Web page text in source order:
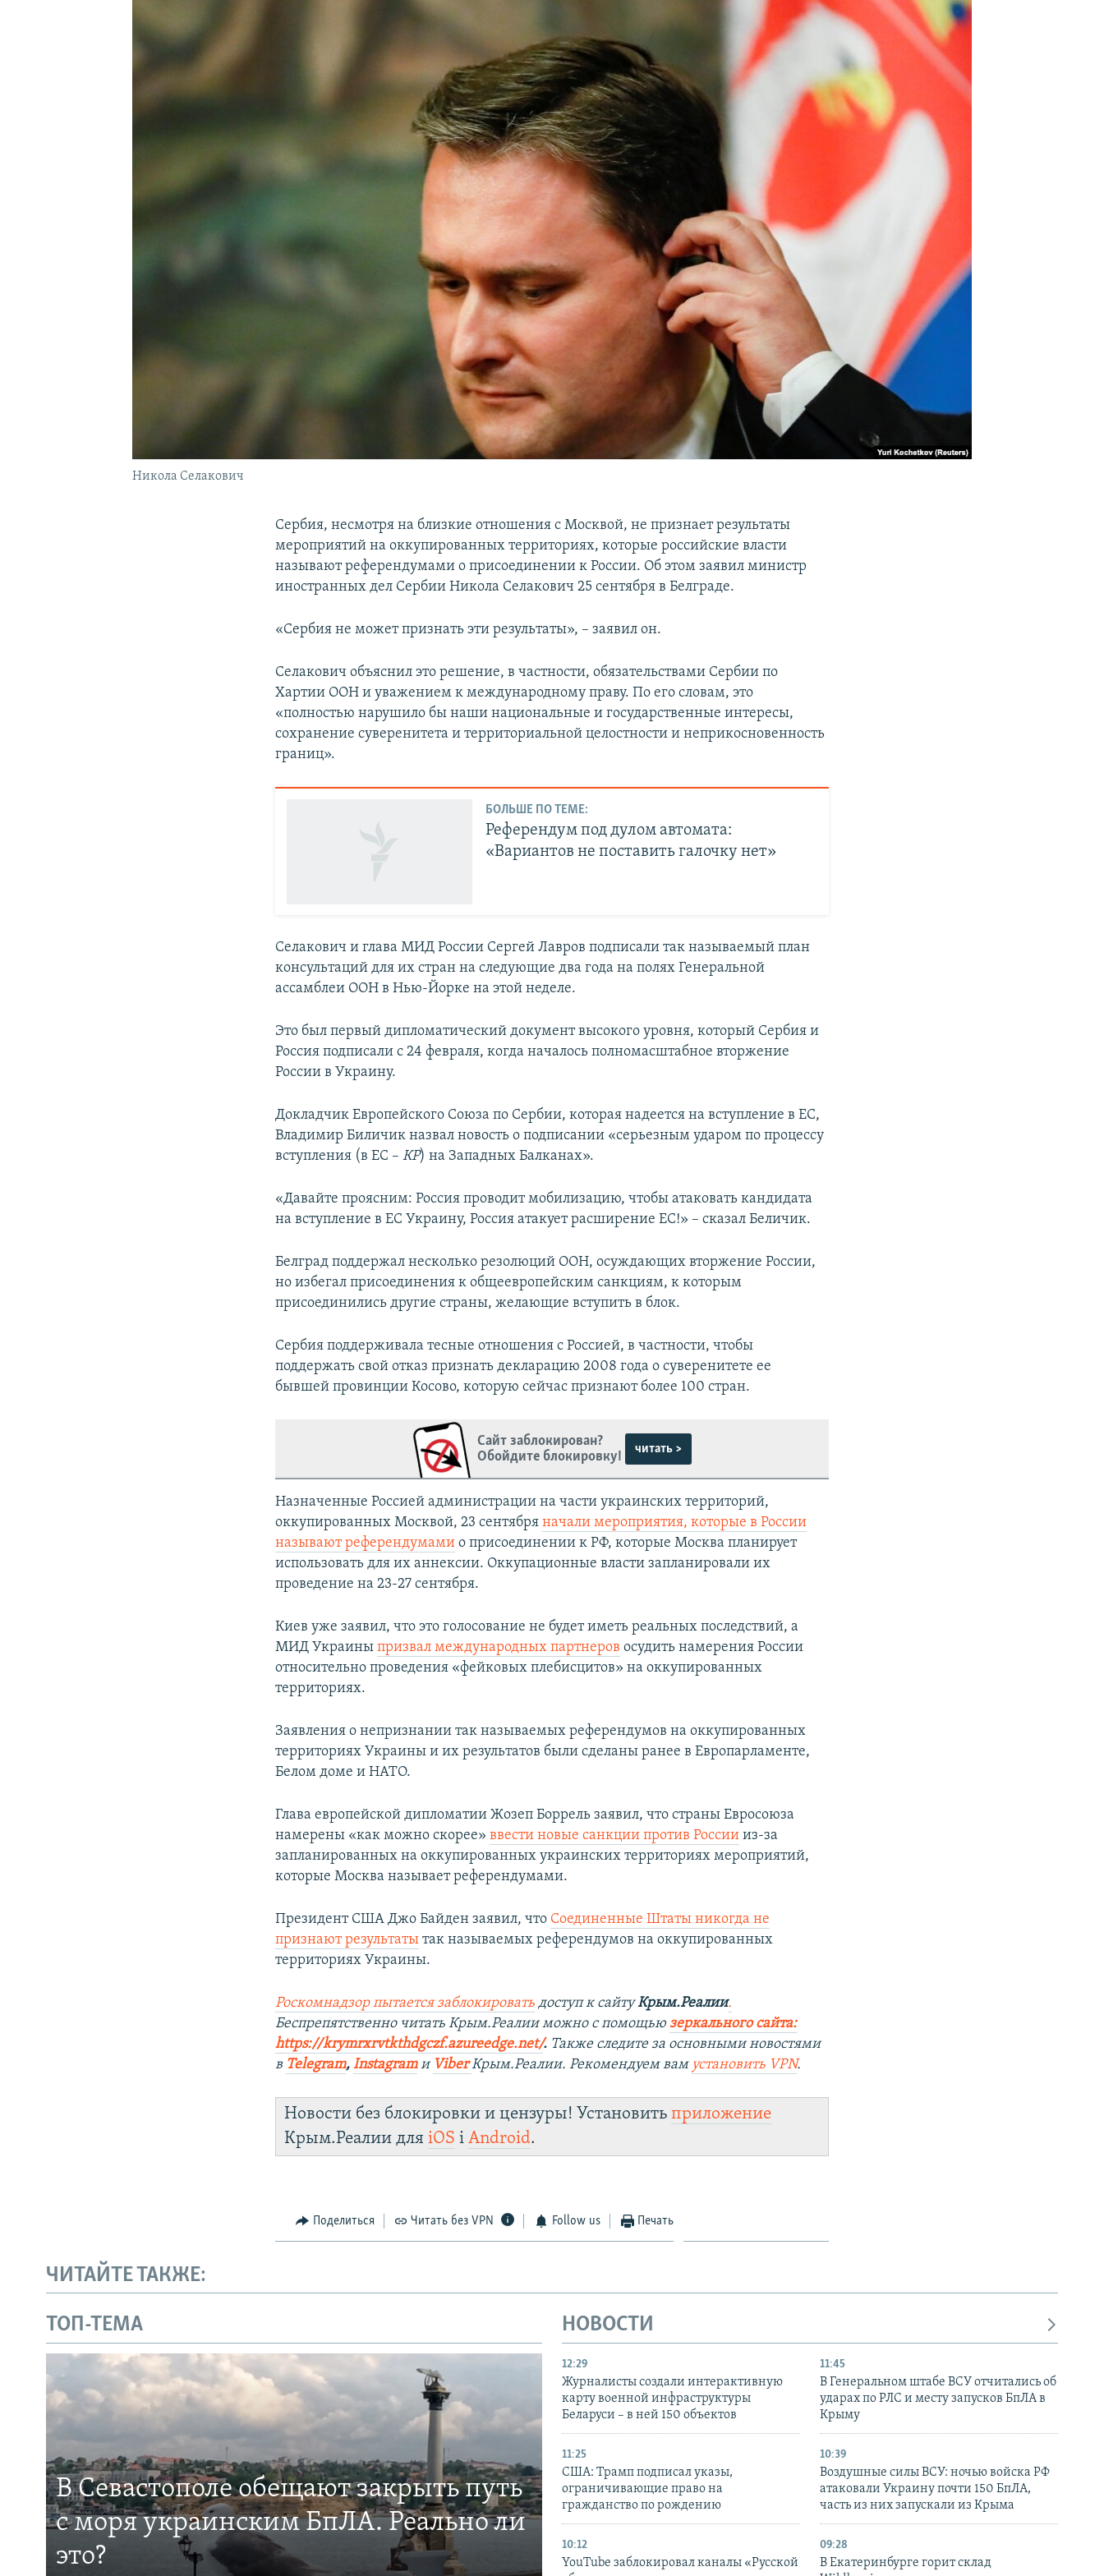
Никола Селакович
Сербия, несмотря на близкие отношения с Москвой, не признает результаты
мероприятий на оккупированных территориях, которые российские власти
называют референдумами о присоединении к России. Об этом заявил министр
иностранных дел Сербии Никола Селакович 25 сентября в Белграде.
«Сербия не может признать эти результаты», – заявил он.
Селакович объяснил это решение, в частности, обязательствами Сербии по
Хартии ООН и уважением к международному праву. По его словам, это
«полностью нарушило бы наши национальные и государственные интересы,
сохранение суверенитета и территориальной целостности и неприкосновенность
границ».
БОЛЬШЕ ПО ТЕМЕ:
Референдум под дулом автомата:
«Вариантов не поставить галочку нет»
Селакович и глава МИД России Сергей Лавров подписали так называемый план
консультаций для их стран на следующие два года на полях Генеральной
ассамблеи ООН в Нью-Йорке на этой неделе.
Это был первый дипломатический документ высокого уровня, который Сербия и
Россия подписали с 24 февраля, когда началось полномасштабное вторжение
России в Украину.
Докладчик Европейского Союза по Сербии, которая надеется на вступление в ЕС,
Владимир Биличик назвал новость о подписании «серьезным ударом по процессу
вступления (в ЕС –КР) на Западных Балканах».
«Давайте проясним: Россия проводит мобилизацию, чтобы атаковать кандидата
на вступление в ЕС Украину, Россия атакует расширение ЕС!» – сказал Беличик.
Белград поддержал несколько резолюций ООН, осуждающих вторжение России,
но избегал присоединения к общеевропейским санкциям, к которым
присоединились другие страны, желающие вступить в блок.
Сербия поддерживала тесные отношения с Россией, в частности, чтобы
поддержать свой отказ признать декларацию 2008 года о суверенитете ее
бывшей провинции Косово, которую сейчас признают более 100 стран.
Сайт заблокирован?
Обойдите блокировку!
читать >
Назначенные Россией администрации на части украинских территорий,
оккупированных Москвой, 23 сентябряначали мероприятия, которые в России
называют референдумами о присоединении к РФ, которые Москва планирует
использовать для их аннексии. Оккупационные власти запланировали их
проведение на 23-27 сентября.
Киев уже заявил, что это голосование не будет иметь реальных последствий, а
МИД Украиныпризвал международных партнеров осудить намерения России
относительно проведения «фейковых плебисцитов» на оккупированных
территориях.
Заявления о непризнании так называемых референдумов на оккупированных
территориях Украины и их результатов были сделаны ранее в Европарламенте,
Белом доме и НАТО.
Глава европейской дипломатии Жозеп Боррель заявил, что страны Евросоюза
намерены «как можно скорее»ввести новые санкции против России из-за
запланированных на оккупированных украинских территориях мероприятий,
которые Москва называет референдумами.
Президент США Джо Байден заявил, что Соединенные Штаты никогда не
признают результаты так называемых референдумов на оккупированных
территориях Украины.
Роскомнадзор пытается заблокировать доступ к сайтуКрым.Реалии.
Беспрепятственно читать Крым.Реалии можно с помощьюзеркального сайта:
https://krymrxrvtkthdgczf.azureedge.net/. ​ Также следите за основными новостями
в Telegram, Instagram и ViberКрым.Реалии. Рекомендуем вам установить VPN.
Новости без блокировки и цензуры! Установитьприложение
Крым.Реалии дляiOS іAndroid.
Поделиться Читать без VPN Follow us Печать
ЧИТАЙТЕ ТАКЖЕ:
ТОП-ТЕМА
В Севастополе обещают закрыть путь
с моря украинским БпЛА. Реально ли
это?
НОВОСТИ
12:29
Журналисты создали интерактивную
карту военной инфраструктуры
Беларуси – в ней 150 объектов
11:45
В Генеральном штабе ВСУ отчитались об
ударах по РЛС и месту запусков БпЛА в
Крыму
11:25
США: Трамп подписал указы,
ограничивающие право на
гражданство по рождению
10:39
Воздушные силы ВСУ: ночью войска РФ
атаковали Украину почти 150 БпЛА,
часть из них запускали из Крыма
10:12
YouTube заблокировал каналы «Русской
09:28
В Екатеринбурге горит склад